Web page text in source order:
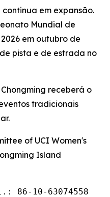
em expansão.
Mundial de
em outubro de
pista e de estrada no
receberá o
tradicionais
of UCI Women's
Island
86-10-63074558